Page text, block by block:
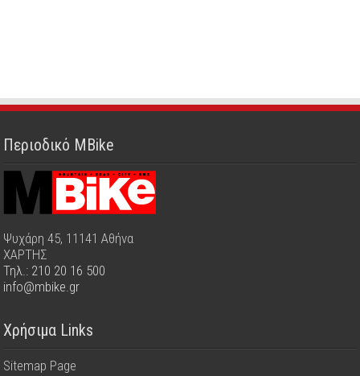
Περιοδικό MBike
Ψυχάρη 45, 11141 Αθήνα
ΧΑΡΤΗΣ
Τηλ.: 210 20 16 500
info@mbike.gr
Χρήσιμα Links
Sitemap Page